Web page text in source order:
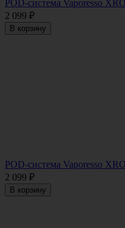
POD-система Vaporesso
2 099 ₽
В корзину
POD-система Vaporesso
2 099 ₽
В корзину